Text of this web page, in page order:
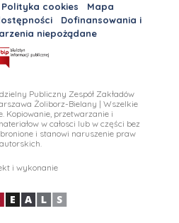
Polityka cookies
Mapa
Dofinansowania i
niepożądane
Publiczny Zespół Zakładów
Żoliborz-Bielany | Wszelkie
Kopiowanie, przetwarzanie i
w całosci lub w części bez
i stanowi naruszenie praw
autorskich.
i wykonanie